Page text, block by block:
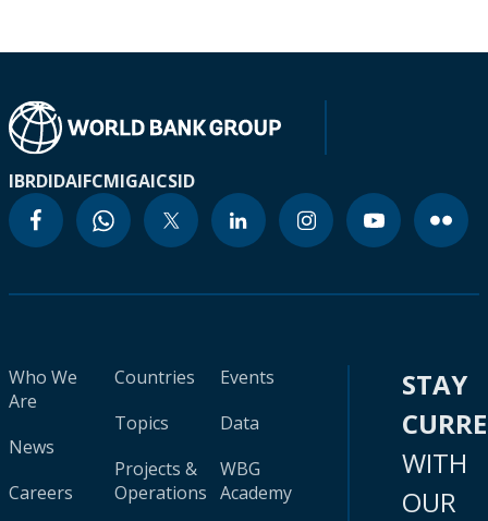
IBRDIDAIFCMIGAICSID
Who We
Are
News
Careers
Countries
Topics
Projects &
Operations
Events
Data
WBG
Academy
STAY
WITH
OUR